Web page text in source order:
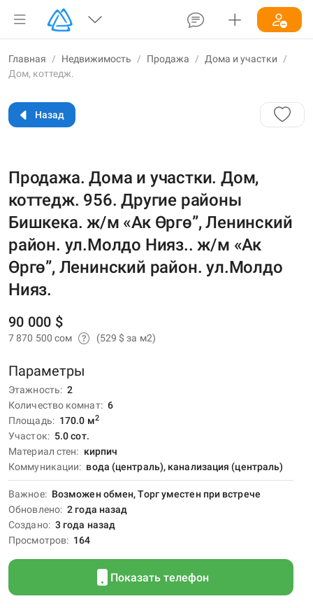
Главная / Недвижимость / Продажа / Дома и участки
/
Дом, коттедж.
Назад
Продажа. Дома и участки. Дом,
коттедж. 956. Другие районы
Бишкека. ж/м «Ак Өргө”, Ленинский
район. ул.Молдо Нияз.. ж/м «Ак
Өргө”, Ленинский район. ул.Молдо
Нияз.
90 000 $
7 870 500 сом (529 $ за м2)
Параметры
Этажность
2
Количество комнат
6
Площадь
170.0 м2
Участок
5.0 сот.
Материал стен
кирпич
Коммуникации
вода (централь), канализация (централь)
Важное
Возможен обмен, Торг уместен при встрече
Обновлено
2 года назад
Создано
3 года назад
Просмотров
164
Показать телефон